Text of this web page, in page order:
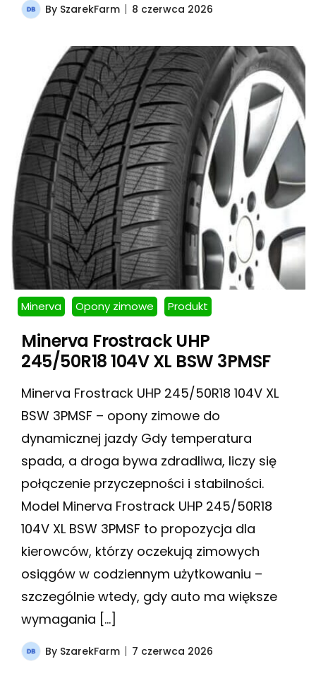
By SzarekFarm 8 czerwca 2026
Minerva Opony zimowe Produkt
Minerva Frostrack UHP
245/50R18 104V XL BSW 3PMSF
Minerva Frostrack UHP 245/50R18 104V XL
BSW 3PMSF – opony zimowe do
dynamicznej jazdy Gdy temperatura
spada, a droga bywa zdradliwa, liczy się
połączenie przyczepności i stabilności.
Model Minerva Frostrack UHP 245/50R18
104V XL BSW 3PMSF to propozycja dla
kierowców, którzy oczekują zimowych
osiągów w codziennym użytkowaniu –
szczególnie wtedy, gdy auto ma większe
wymagania […]
By SzarekFarm 7 czerwca 2026